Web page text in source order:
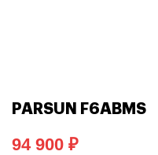
PARSUN F6ABMS
₽